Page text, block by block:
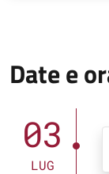
Date e
03
LUG